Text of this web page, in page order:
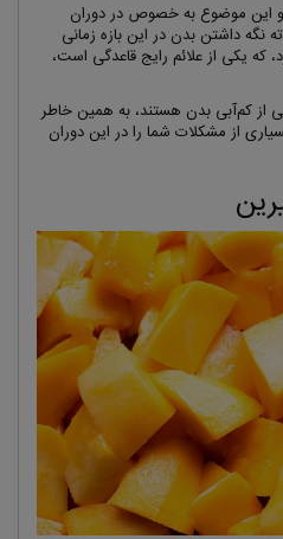
این موضوع به خصوص در دوران
نگه داشتن بدن در این بازه زمانی
که یکی از علائم رایج قاعدگی است،
از کم‌آبی بدن هستند، به همین خاطر
از مشکلات شما را در این دوران